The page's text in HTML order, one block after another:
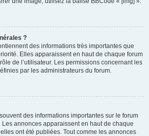
?
des informations très importantes que
Elles apparaissent en haut de chaque forum
de l’utilisateur. Les permissions concernant les
par les administrateurs du forum.
des informations importantes sur le forum
annonces apparaissent en haut de chaque
ont été publiées. Tout comme les annonces